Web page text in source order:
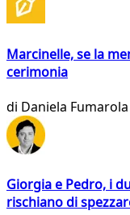
Marcinelle, se la
cerimonia
di Daniela Fumarola
Giorgia e Pedro, i
rischiano di